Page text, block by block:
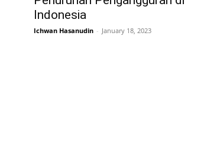
Indonesia
Ichwan Hasanudin - January 18, 2023